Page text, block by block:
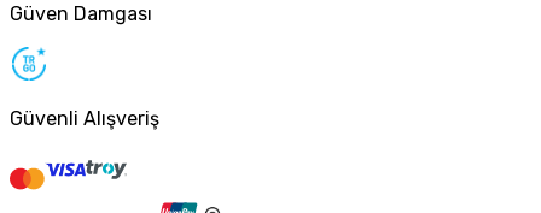
Güven Damgası
Güvenli Alışveriş